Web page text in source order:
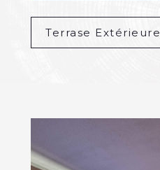
Terrase Extérieure